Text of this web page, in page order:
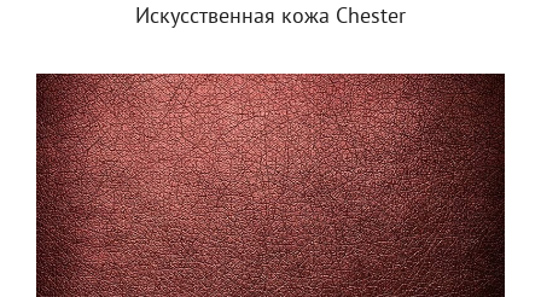
Искусственная кожа Chester